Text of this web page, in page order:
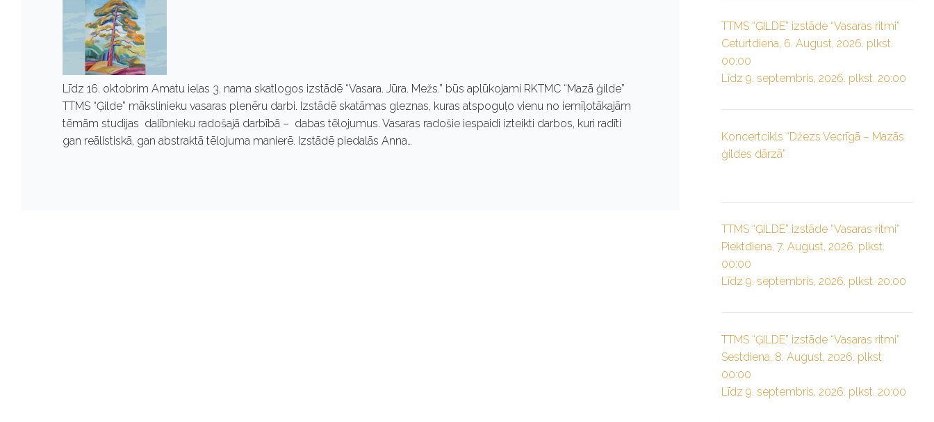
Līdz 16. oktobrim Amatu ielas 3. nama skatlogos izstādē “Vasara. Jūra. Mežs.” būs aplūkojami RKTMC “Mazā ģilde”
TTMS “Ģilde” mākslinieku vasaras plenēru darbi. Izstādē skatāmas gleznas, kuras atspoguļo vienu no iemīļotākajām
tēmām studijas dalībnieku radošajā darbībā – dabas tēlojumus. Vasaras radošie iespaidi izteikti darbos, kuri radīti
gan reālistiskā, gan abstraktā tēlojuma manierē. Izstādē piedalās Anna…
TTMS “ĢILDE” izstāde “Vasaras ritmi”
Ceturtdiena, 6. August, 2026. plkst.
00:00
Līdz 9. septembris, 2026. plkst. 20:00
Koncertcikls “Džezs Vecrīgā – Mazās
ģildes dārzā”
TTMS “ĢILDE” izstāde “Vasaras ritmi”
Piektdiena, 7. August, 2026. plkst.
00:00
Līdz 9. septembris, 2026. plkst. 20:00
TTMS “ĢILDE” izstāde “Vasaras ritmi”
Sestdiena, 8. August, 2026. plkst.
00:00
Līdz 9. septembris, 2026. plkst. 20:00